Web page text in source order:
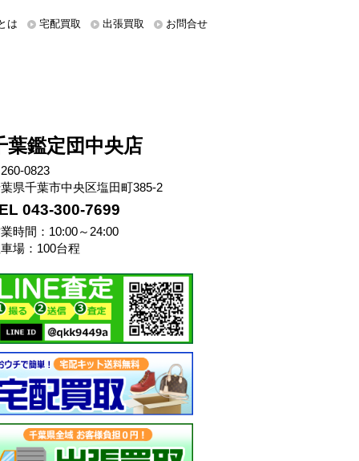
は 宅配買取 出張買取 お問合せ
葉鑑定団中央店
0823
県千葉市中央区塩田町385-2
043-300-7699
時間：10:00～24:00
場：100台程